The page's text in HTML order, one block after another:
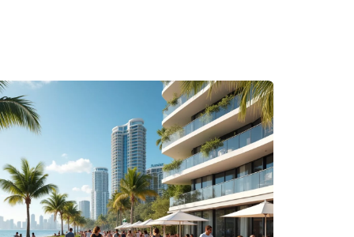
de valoración y presentación.
competitivo.